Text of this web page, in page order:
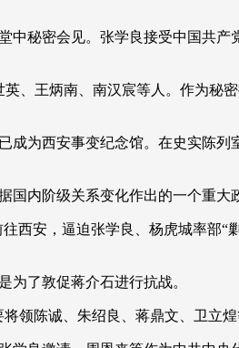
秘密会见。张学良接受中国共产
王炳南、南汉宸等人。作为秘
为西安事变纪念馆。在史实陈列
内阶级关系变化作出的一个重大
安，逼迫张学良、杨虎城率部“
了敦促蒋介石进行抗战。
领陈诚、朱绍良、蒋鼎文、卫立